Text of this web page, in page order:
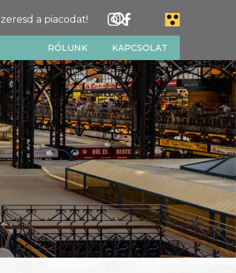
a piacodat!
RÓLUNK KAPCSOLAT